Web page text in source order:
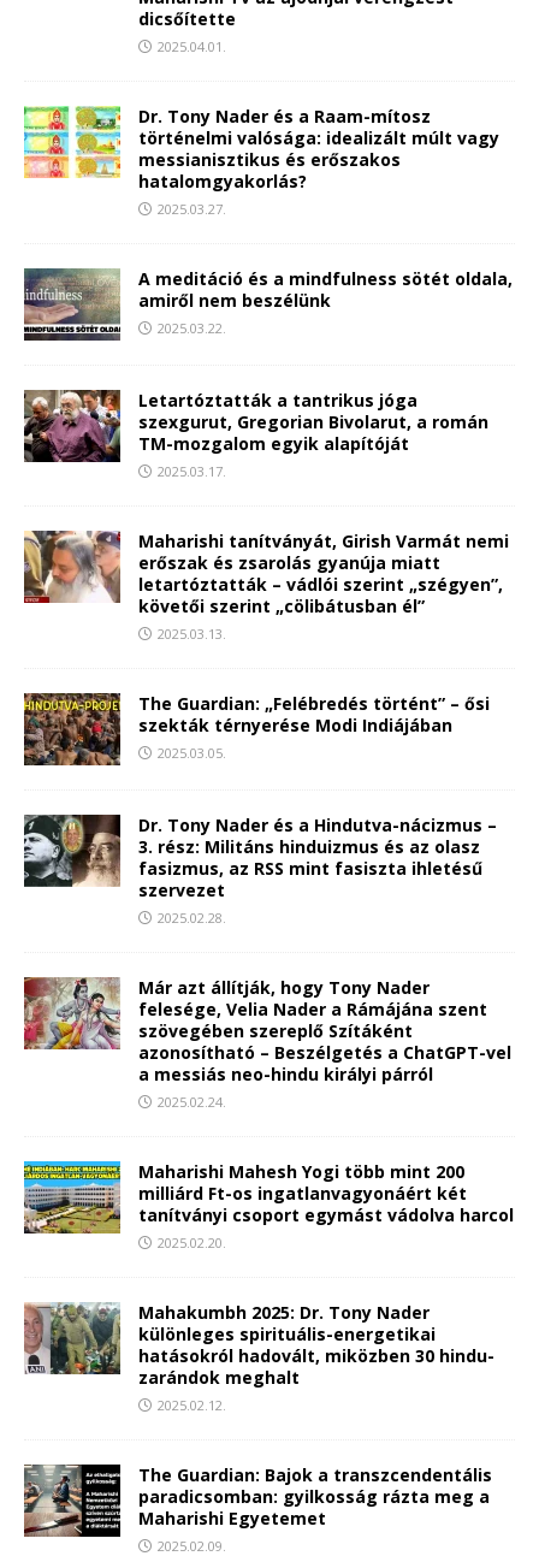
dicsőítette
2025.04.01.
Dr. Tony Nader és a Raam-mítosz
történelmi valósága: idealizált múlt vagy
messianisztikus és erőszakos
hatalomgyakorlás?
2025.03.27.
A meditáció és a mindfulness sötét oldala,
amiről nem beszélünk
2025.03.22.
Letartóztatták a tantrikus jóga
szexgurut, Gregorian Bivolarut, a román
TM-mozgalom egyik alapítóját
2025.03.17.
Maharishi tanítványát, Girish Varmát nemi
erőszak és zsarolás gyanúja miatt
letartóztatták – vádlói szerint „szégyen”,
követői szerint „cölibátusban él”
2025.03.13.
The Guardian: „Felébredés történt” – ősi
szekták térnyerése Modi Indiájában
2025.03.05.
Dr. Tony Nader és a Hindutva-nácizmus –
3. rész: Militáns hinduizmus és az olasz
fasizmus, az RSS mint fasiszta ihletésű
szervezet
2025.02.28.
Már azt állítják, hogy Tony Nader
felesége, Velia Nader a Rámájána szent
szövegében szereplő Szítáként
azonosítható – Beszélgetés a ChatGPT-vel
a messiás neo-hindu királyi párról
2025.02.24.
Maharishi Mahesh Yogi több mint 200
milliárd Ft-os ingatlanvagyonáért két
tanítványi csoport egymást vádolva harcol
2025.02.20.
Mahakumbh 2025: Dr. Tony Nader
különleges spirituális-energetikai
hatásokról hadovált, miközben 30 hindu-
zarándok meghalt
2025.02.12.
The Guardian: Bajok a transzcendentális
paradicsomban: gyilkosság rázta meg a
Maharishi Egyetemet
2025.02.09.